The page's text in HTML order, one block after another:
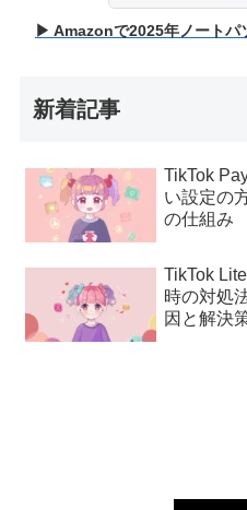
▶ Amazonで2025年ノートパ
新着記事
TikTok
い設定の
の仕組み
TikTok
時の対処
因と解決